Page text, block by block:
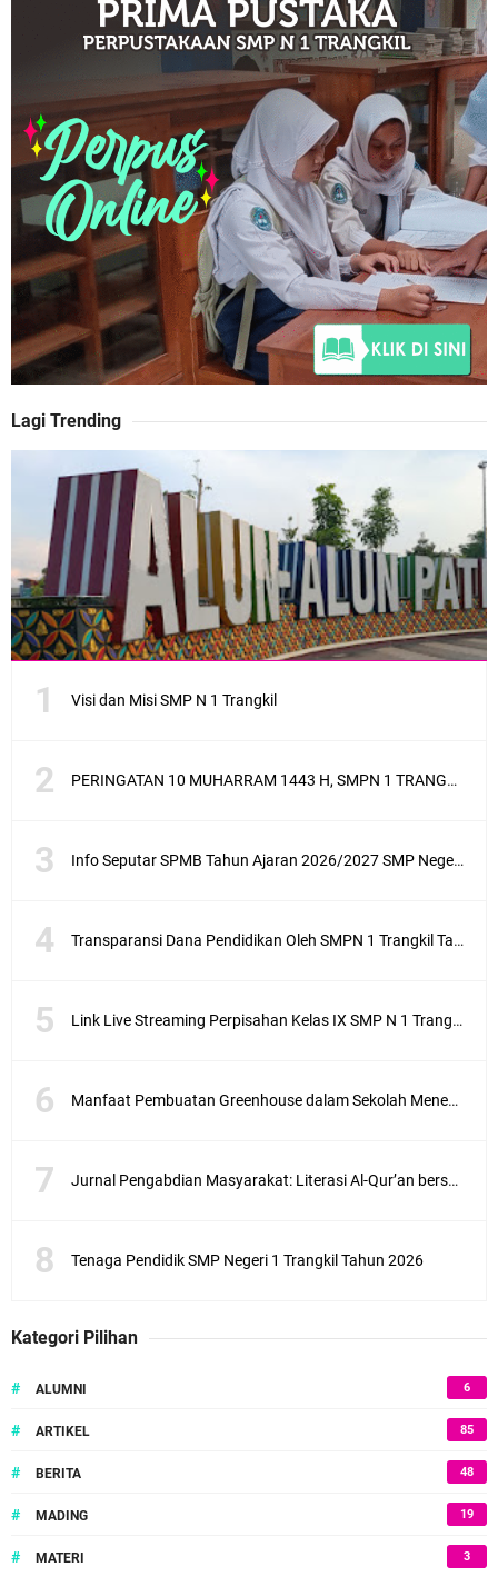
Lagi Trending
Visi dan Misi SMP N 1 Trangkil
PERINGATAN 10 MUHARRAM 1443 H, SMPN 1 TRANGKIL SANTUNI ANAK YATIM
Info Seputar SPMB Tahun Ajaran 2026/2027 SMP Negeri 1 Trangkil
Transparansi Dana Pendidikan Oleh SMPN 1 Trangkil Tahun Anggaran 2025
Link Live Streaming Perpisahan Kelas IX SMP N 1 Trangkil 2021, Saksikan Di Sini
Manfaat Pembuatan Greenhouse dalam Sekolah Menengah Pertama sebagai Penerapan Sekolah Adiwiyata
Jurnal Pengabdian Masyarakat: Literasi Al-Qur’an bersama anak-anak Desa Ketanen di Lingkungan SMPN 1 Trangkil Kabupaten Pati
Tenaga Pendidik SMP Negeri 1 Trangkil Tahun 2026
Kategori Pilihan
# ALUMNI 6
# ARTIKEL 85
# BERITA 48
# MADING 19
# MATERI 3